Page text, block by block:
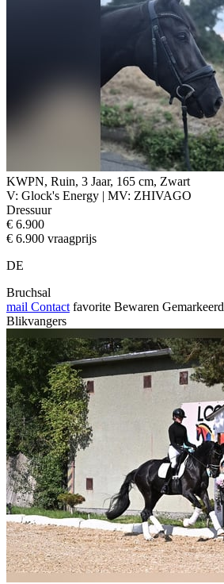
KWPN, Ruin, 3 Jaar, 165 cm, Zwart
V: Glock's Energy | MV: ZHIVAGO
Dressuur
€ 6.900
€ 6.900 vraagprijs
DE
Bruchsal
mail Contact favorite Bewaren Gemarkeerd
Blikvangers